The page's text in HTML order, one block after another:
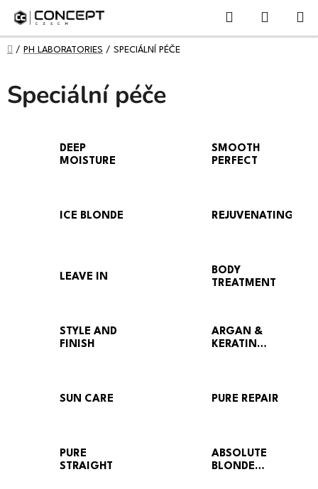
Přejít
obsah
KOŠÍK
DOMŮ
/ PH LABORATORIES / SPECIÁLNÍ PÉČE
Speciální péče
DEEP
MOISTURE
SMOOTH
PERFECT
ICE BLONDE REJUVENATING
LEAVE IN
BODY
TREATMENT
STYLE AND
FINISH
ARGAN &
KERATIN
SUN CARE PURE REPAIR
PURE
STRAIGHT
ABSOLUTE
BLONDE